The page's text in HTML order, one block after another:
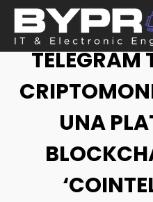
TELEGRAM
UNA